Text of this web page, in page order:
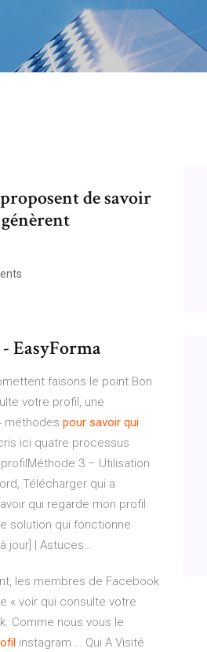
de savoir
- EasyForma
faisons le point.Bon
votre profil, une
méthodes pour savoir qui
ici quatre processus
3 – Utilisation
Télécharger qui a
qui regarde mon profil
solution qui fonctionne
jour] | Astuces…
les membres de Facebook
« voir qui consulte votre
Comme nous vous le
instagram … Qui A Visité